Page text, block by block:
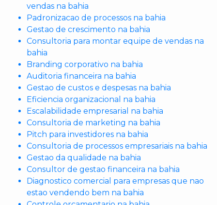
vendas na bahia
Padronizacao de processos na bahia
Gestao de crescimento na bahia
Consultoria para montar equipe de vendas na
bahia
Branding corporativo na bahia
Auditoria financeira na bahia
Gestao de custos e despesas na bahia
Eficiencia organizacional na bahia
Escalabilidade empresarial na bahia
Consultoria de marketing na bahia
Pitch para investidores na bahia
Consultoria de processos empresariais na bahia
Gestao da qualidade na bahia
Consultor de gestao financeira na bahia
Diagnostico comercial para empresas que nao
estao vendendo bem na bahia